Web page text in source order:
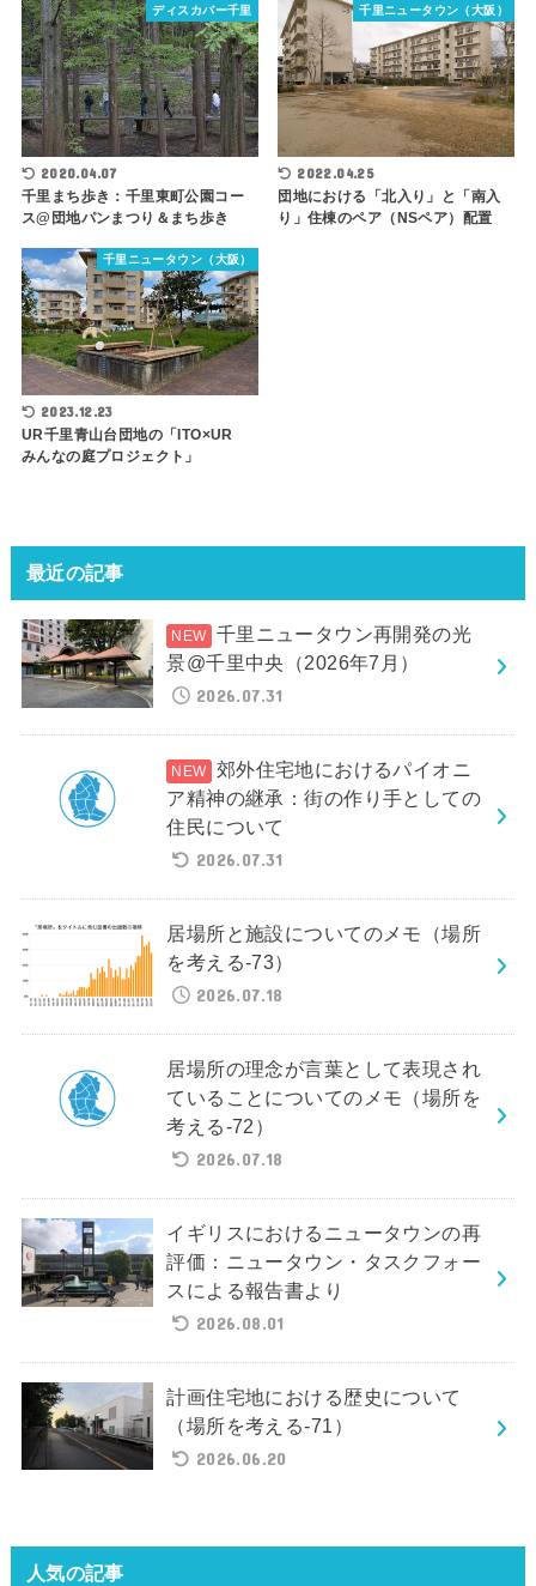
ディスカバー千里
2020.04.07
千里まち歩き：千里東町公園コー
ス@団地パンまつり＆まち歩き
千里ニュータウン（大阪）
2022.04.25
団地における「北入り」と「南入
り」住棟のペア（NSペア）配置
千里ニュータウン（大阪）
2023.12.23
UR千里青山台団地の「ITO×UR
みんなの庭プロジェクト」
最近の記事
千里ニュータウン再開発の光
景@千里中央（2026年7月）
2026.07.31
郊外住宅地におけるパイオニ
ア精神の継承：街の作り手としての
住民について
2026.07.31
居場所と施設についてのメモ（場所
を考える-73）
2026.07.18
居場所の理念が言葉として表現され
ていることについてのメモ（場所を
考える-72）
2026.07.18
イギリスにおけるニュータウンの再
評価：ニュータウン・タスクフォー
スによる報告書より
2026.08.01
計画住宅地における歴史について
（場所を考える-71）
2026.06.20
人気の記事